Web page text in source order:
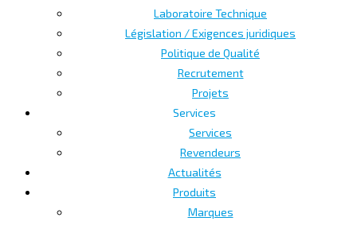
Laboratoire Technique
Législation / Exigences juridiques
Politique de Qualité
Recrutement
Projets
Services
Services
Revendeurs
Actualités
Produits
Marques